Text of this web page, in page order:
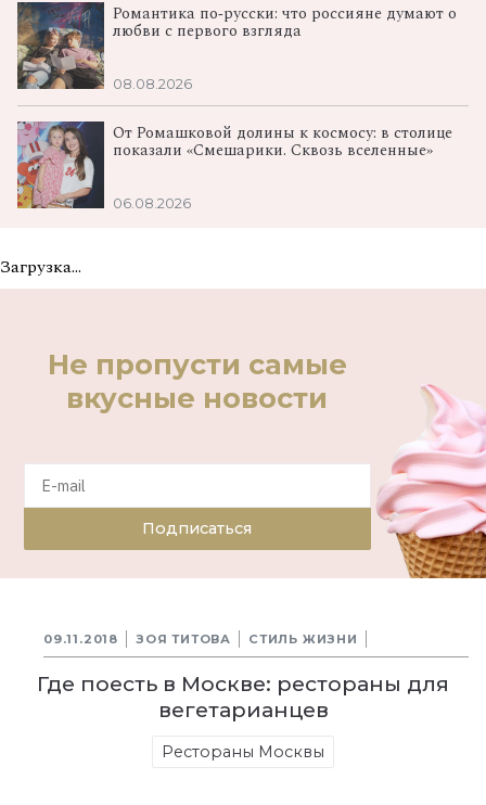
Романтика по‑русски: что россияне думают о
любви с первого взгляда
08.08.2026
От Ромашковой долины к космосу: в столице
показали «Смешарики. Сквозь вселенные»
06.08.2026
Загрузка...
Не пропусти самые
вкусные новости
Подписаться
09.11.2018 ЗОЯ ТИТОВА СТИЛЬ ЖИЗНИ
Где поесть в Москве: рестораны для
вегетарианцев
Рестораны Москвы